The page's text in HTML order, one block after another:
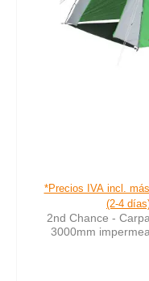
*Precios IVA incl.
(2-4
2nd Chance -
3000mm